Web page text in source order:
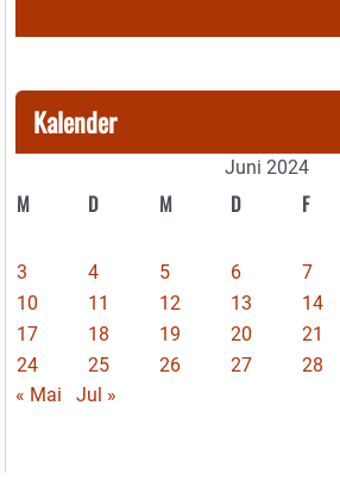
Kalender
Juni 2024
M D M D F
3
4 5 6 7
10
11 12 13 14
17
18 19 20 21
24
25 26 27 28
« Mai
Jul »